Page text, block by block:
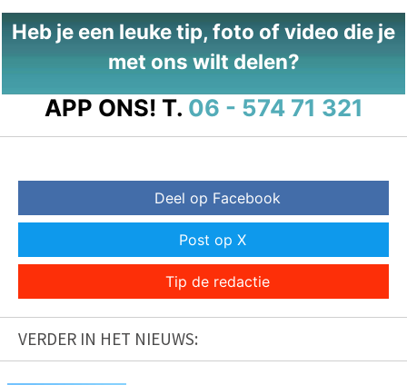
Heb je een leuke tip, foto of video die je
met ons wilt delen?
APP ONS! T. 06 - 574 71 321
Deel op Facebook
Post op X
Tip de redactie
VERDER IN HET NIEUWS: